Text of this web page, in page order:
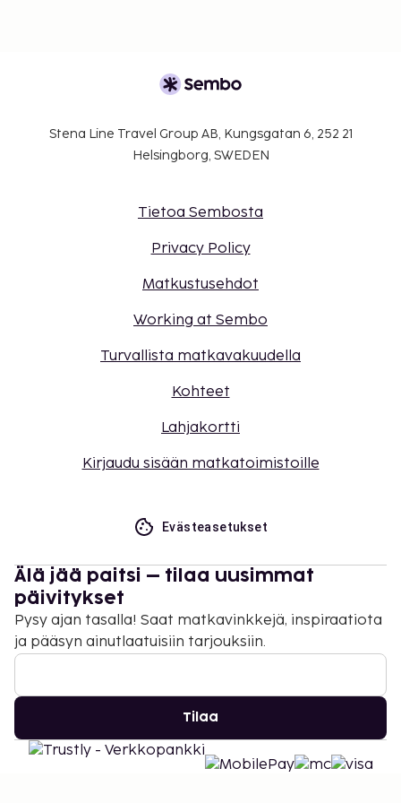
Tämä majoituspaikka toivottaa tervetulleiksi
kaikki asiakkaat seksuaaliseen
katsomatta (LGBTQ+ -ystävällinen).
Stena Line Travel Group AB, Kungsgatan 6, 252 21
Helsingborg, SWEDEN
Tietoa Sembosta
Privacy Policy
Matkustusehdot
Working at Sembo
Turvallista matkavakuudella
Kohteet
Lahjakortti
Kirjaudu sisään matkatoimistoille
Evästeasetukset
Älä jää paitsi – tilaa uusimmat
päivitykset
Pysy ajan tasalla! Saat matkavinkkejä, inspiraatiota
ja pääsyn ainutlaatuisiin tarjouksiin.
Tilaa